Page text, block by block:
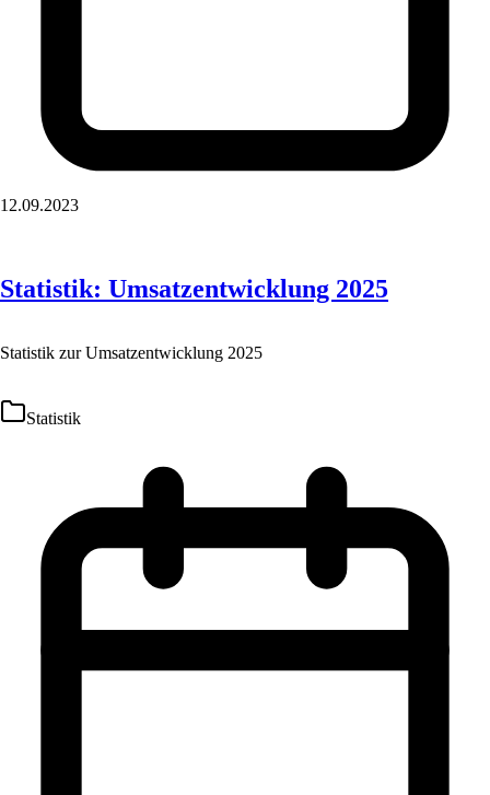
12.09.2023
Statistik: Umsatzentwicklung 2025
Statistik zur Umsatzentwicklung 2025
Statistik